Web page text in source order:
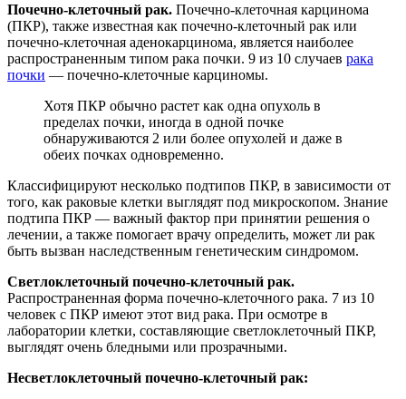
Почечно-клеточный рак. Почечно-клеточная карцинома
(ПКР), также известная как почечно-клеточный рак или
почечно-клеточная аденокарцинома, является наиболее
распространенным типом рака почки. 9 из 10 случаев рака
почки — почечно-клеточные карциномы.
Хотя ПКР обычно растет как одна опухоль в
пределах почки, иногда в одной почке
обнаруживаются 2 или более опухолей и даже в
обеих почках одновременно.
Классифицируют несколько подтипов ПКР, в зависимости от
того, как раковые клетки выглядят под микроскопом. Знание
подтипа ПКР — важный фактор при принятии решения о
лечении, а также помогает врачу определить, может ли рак
быть вызван наследственным генетическим синдромом.
Светлоклеточный почечно-клеточный рак.
Распространенная форма почечно-клеточного рака. 7 из 10
человек с ПКР имеют этот вид рака. При осмотре в
лаборатории клетки, составляющие светлоклеточный ПКР,
выглядят очень бледными или прозрачными.
Несветлоклеточный почечно-клеточный рак: